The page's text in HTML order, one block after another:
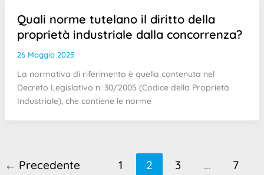
Quali norme tutelano il diritto della
proprietà industriale dalla concorrenza?
26 Maggio 2025
La normativa di riferimento è quella contenuta nel
Decreto Legislativo n. 30/2005 (Codice della Proprietà
Industriale), che contiene le norme
← Precedente 1 2 3 …
7